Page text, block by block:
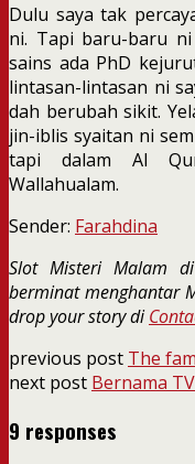
Dulu saya tak
ni. Tapi baru-baru
sains ada PhD
lintasan-lintasan ni
dah berubah sikit.
jin-iblis syaitan ni
tapi dalam Al
Wallahualam.
Sender: Farahdina
Slot Misteri Malam
berminat menghantar
drop your story di
previous post The
next post Bernama
9 responses